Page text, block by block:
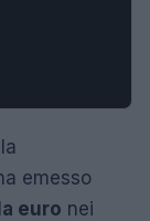
emesso
euro nei